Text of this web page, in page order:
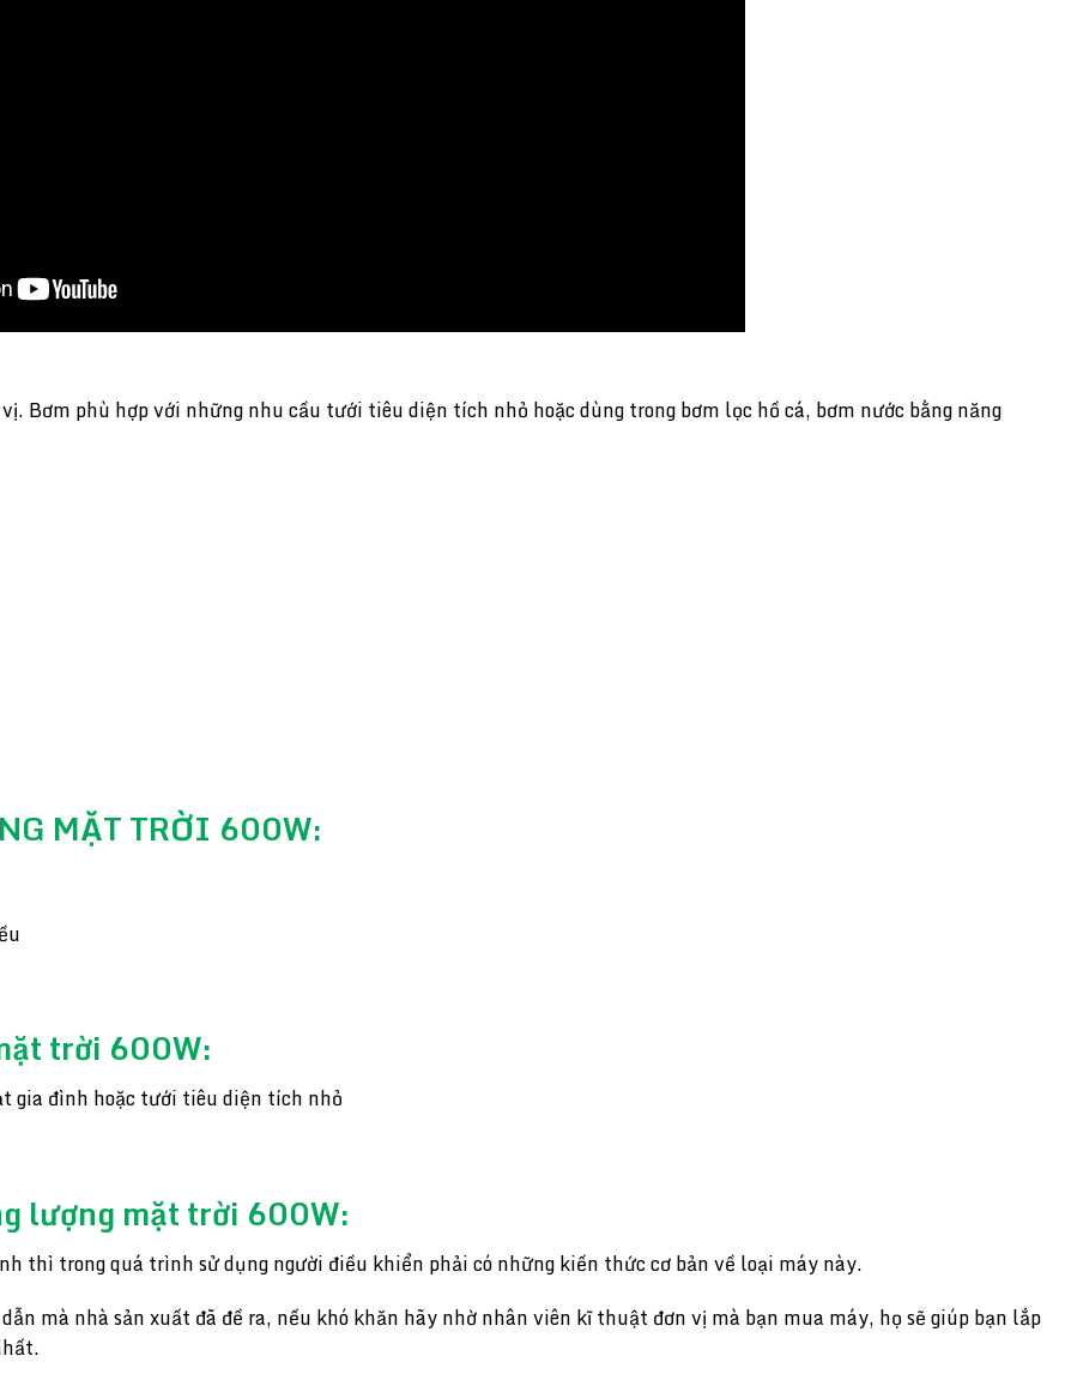
Bơm phù hợp với những nhu cầu tưới tiêu diện tích nhỏ hoặc dùng trong bơm lọc hồ cá, bơm nước bằng năng
MẶT TRỜI 600W:
trời 600W:
gia đình hoặc tưới tiêu diện tích nhỏ
lượng mặt trời 600W:
thì trong quá trình sử dụng người điều khiển phải có những kiến thức cơ bản về loại máy này.
mà nhà sản xuất đã đề ra, nếu khó khăn hãy nhờ nhân viên kĩ thuật đơn vị mà bạn mua máy, họ sẽ giúp bạn lắp